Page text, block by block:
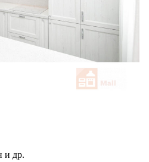
и др.